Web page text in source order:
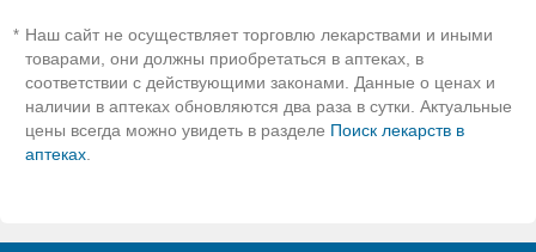
* Наш сайт не осуществляет торговлю лекарствами и иными
товарами, они должны приобретаться в аптеках, в
соответствии с действующими законами. Данные о ценах и
наличии в аптеках обновляются два раза в сутки. Актуальные
цены всегда можно увидеть в разделе Поиск лекарств в
аптеках